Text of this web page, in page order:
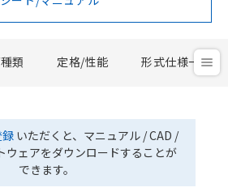
類 定格/性能 形式仕様一覧
いただくと、マニュアル / CAD /
ウェアをダウンロードすることが
できます。